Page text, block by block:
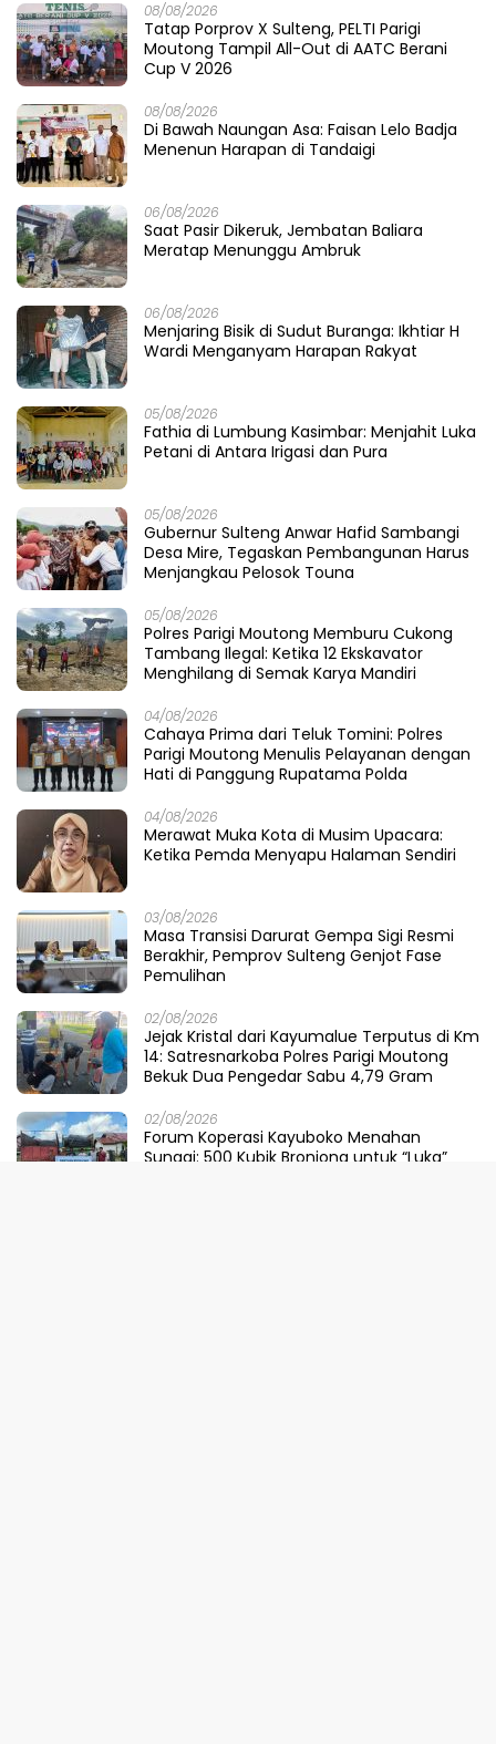
08/08/2026
Tatap Porprov X Sulteng, PELTI Parigi
Moutong Tampil All-Out di AATC Berani
Cup V 2026
08/08/2026
Di Bawah Naungan Asa: Faisan Lelo Badja
Menenun Harapan di Tandaigi
06/08/2026
Saat Pasir Dikeruk, Jembatan Baliara
Meratap Menunggu Ambruk
06/08/2026
Menjaring Bisik di Sudut Buranga: Ikhtiar H
Wardi Menganyam Harapan Rakyat
05/08/2026
Fathia di Lumbung Kasimbar: Menjahit Luka
Petani di Antara Irigasi dan Pura
05/08/2026
Gubernur Sulteng Anwar Hafid Sambangi
Desa Mire, Tegaskan Pembangunan Harus
Menjangkau Pelosok Touna
05/08/2026
Polres Parigi Moutong Memburu Cukong
Tambang Ilegal: Ketika 12 Ekskavator
Menghilang di Semak Karya Mandiri
04/08/2026
Cahaya Prima dari Teluk Tomini: Polres
Parigi Moutong Menulis Pelayanan dengan
Hati di Panggung Rupatama Polda
04/08/2026
Merawat Muka Kota di Musim Upacara:
Ketika Pemda Menyapu Halaman Sendiri
03/08/2026
Masa Transisi Darurat Gempa Sigi Resmi
Berakhir, Pemprov Sulteng Genjot Fase
Pemulihan
02/08/2026
Jejak Kristal dari Kayumalue Terputus di Km
14: Satresnarkoba Polres Parigi Moutong
Bekuk Dua Pengedar Sabu 4,79 Gram
02/08/2026
Forum Koperasi Kayuboko Menahan
Sungai: 500 Kubik Bronjong untuk “Luka”